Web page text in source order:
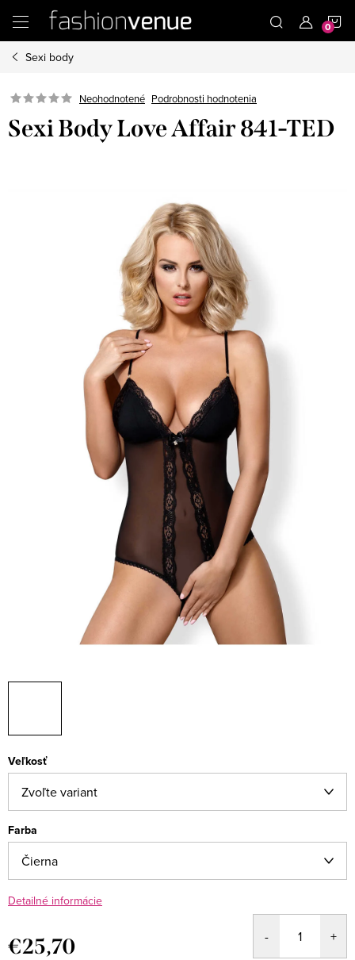
obsah
Sexi body
Neohodnotené Podrobnosti hodnotenia
Sexi Body Love Affair 841-TED
Veľkosť
Farba
Detailné informácie
€25,70